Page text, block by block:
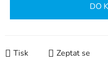
DO
Tisk Zeptat se